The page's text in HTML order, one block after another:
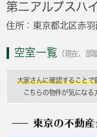
第二アルプスハ
住所：東京都北区赤
空室一覧 （現在、部
大家さんに確認することで
こちらの物件が気になる